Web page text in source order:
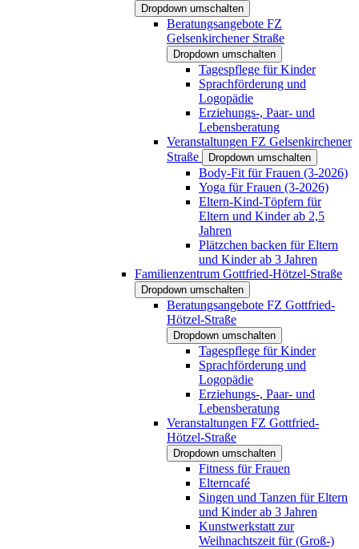
Dropdown umschalten
Beratungsangebote FZ
Gelsenkirchener Straße
Dropdown umschalten
Tagespflege für Kinder
Sprachförderung und
Logopädie
Erziehungs-, Paar- und
Lebensberatung
Veranstaltungen FZ Gelsenkirchener
Straße
Dropdown umschalten
Body-Fit für Frauen (3-2026)
Yoga für Frauen (3-2026)
Eltern-Kind-Töpfern für
Eltern und Kinder ab 2,5
Jahren
Plätzchen backen für Eltern
und Kinder ab 3 Jahren
Familienzentrum Gottfried-Hötzel-Straße
Dropdown umschalten
Beratungsangebote FZ Gottfried-
Hötzel-Straße
Dropdown umschalten
Tagespflege für Kinder
Sprachförderung und
Logopädie
Erziehungs-, Paar- und
Lebensberatung
Veranstaltungen FZ Gottfried-
Hötzel-Straße
Dropdown umschalten
Fitness für Frauen
Elterncafé
Singen und Tanzen für Eltern
und Kinder ab 3 Jahren
Kunstwerkstatt zur
Weihnachtszeit für (Groß-)